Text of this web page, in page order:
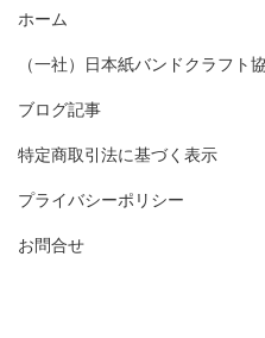
ホーム
（一社）日本紙バンドクラフト
ブログ記事
特定商取引法に基づく表示
プライバシーポリシー
お問合せ